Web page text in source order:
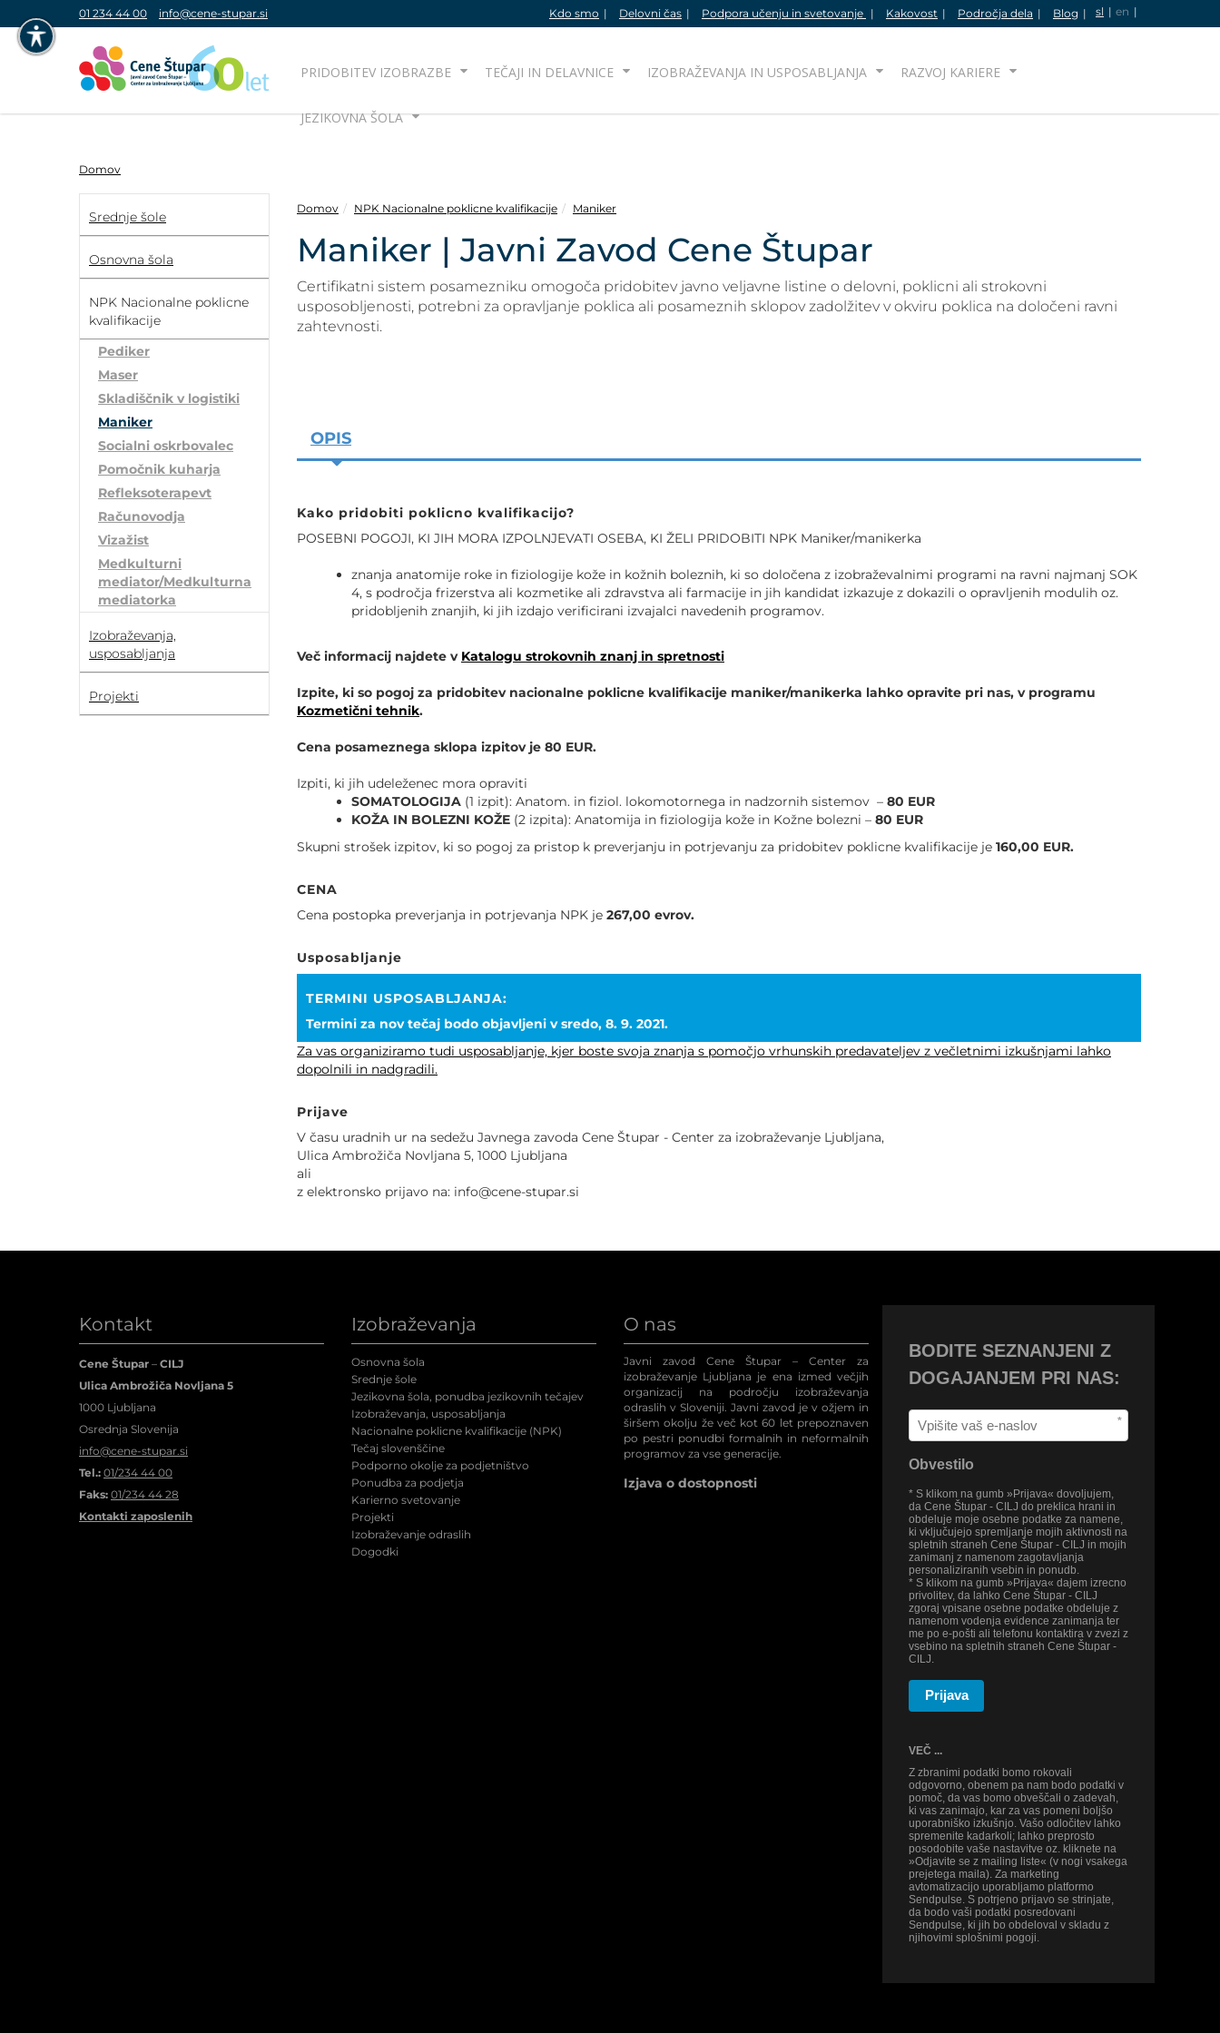
NAVIGACIJA PREKO TIPKOVNICE
POVEČAJ PISAVO
OZNAČI NASLOVE
OZNAČI POVEZAVE
PODČRTAJ POVEZAVE
ZEMLJEVID STRANI
IZJAVA O DOSTOPNOSTI
01 234 44 00 info@cene-stupar.si sl en
Kdo smo Delovni čas Podpora učenju in svetovanje Kakovost Področja dela Blog
PRIDOBITEV IZOBRAZBE TEČAJI IN DELAVNICE IZOBRAŽEVANJA IN USPOSABLJANJA RAZVOJ KARIERE
JEZIKOVNA ŠOLA
Domov
Srednje šole
Osnovna šola
NPK Nacionalne poklicne
kvalifikacije
Pediker
Maser
Skladiščnik v logistiki
Maniker
Socialni oskrbovalec
Pomočnik kuharja
Refleksoterapevt
Računovodja
Vizažist
Medkulturni
mediator/Medkulturna
mediatorka
Izobraževanja,
usposabljanja
Projekti
Domov NPK Nacionalne poklicne kvalifikacije Maniker
Maniker | Javni Zavod Cene Štupar
Certifikatni sistem posamezniku omogoča pridobitev javno veljavne listine o delovni, poklicni ali strokovni
usposobljenosti, potrebni za opravljanje poklica ali posameznih sklopov zadolžitev v okviru poklica na določeni ravni
zahtevnosti.
OPIS
Kako pridobiti poklicno kvalifikacijo?
POSEBNI POGOJI, KI JIH MORA IZPOLNJEVATI OSEBA, KI ŽELI PRIDOBITI NPK Maniker/manikerka
znanja anatomije roke in fiziologije kože in kožnih boleznih, ki so določena z izobraževalnimi programi na ravni najmanj SOK
4, s področja frizerstva ali kozmetike ali zdravstva ali farmacije in jih kandidat izkazuje z dokazili o opravljenih modulih oz.
pridobljenih znanjih, ki jih izdajo verificirani izvajalci navedenih programov.
Več informacij najdete v Katalogu strokovnih znanj in spretnosti
Izpite, ki so pogoj za pridobitev nacionalne poklicne kvalifikacije maniker/manikerka lahko opravite pri nas, v programu
Kozmetični tehnik.
Cena posameznega sklopa izpitov je 80 EUR.
Izpiti, ki jih udeleženec mora opraviti
SOMATOLOGIJA (1 izpit): Anatom. in fiziol. lokomotornega in nadzornih sistemov – 80 EUR
KOŽA IN BOLEZNI KOŽE (2 izpita): Anatomija in fiziologija kože in Kožne bolezni – 80 EUR
Skupni strošek izpitov, ki so pogoj za pristop k preverjanju in potrjevanju za pridobitev poklicne kvalifikacije je 160,00 EUR.
CENA
Cena postopka preverjanja in potrjevanja NPK je 267,00 evrov.
Usposabljanje
TERMINI USPOSABLJANJA:
Termini za nov tečaj bodo objavljeni v sredo, 8. 9. 2021.
Za vas organiziramo tudi usposabljanje, kjer boste svoja znanja s pomočjo vrhunskih predavateljev z večletnimi izkušnjami lahko
dopolnili in nadgradili.
Prijave
V času uradnih ur na sedežu Javnega zavoda Cene Štupar - Center za izobraževanje Ljubljana,
Ulica Ambrožiča Novljana 5, 1000 Ljubljana
ali
z elektronsko prijavo na: info@cene-stupar.si
Kontakt
Cene Štupar – CILJ
Ulica Ambrožiča Novljana 5
1000 Ljubljana
Osrednja Slovenija
info@cene-stupar.si
Tel.: 01/234 44 00
Faks: 01/234 44 28
Kontakti zaposlenih
Izobraževanja
Osnovna šola
Srednje šole
Jezikovna šola, ponudba jezikovnih tečajev
Izobraževanja, usposabljanja
Nacionalne poklicne kvalifikacije (NPK)
Tečaj slovenščine
Podporno okolje za podjetništvo
Ponudba za podjetja
Karierno svetovanje
Projekti
Izobraževanje odraslih
Dogodki
O nas
Javni zavod Cene Štupar – Center za
izobraževanje Ljubljana je ena izmed večjih
organizacij na področju izobraževanja
odraslih v Sloveniji. Javni zavod je v ožjem in
širšem okolju že več kot 60 let prepoznaven
po pestri ponudbi formalnih in neformalnih
programov za vse generacije.
Izjava o dostopnosti
BODITE SEZNANJENI Z
DOGAJANJEM PRI NAS:
*
Obvestilo
* S klikom na gumb »Prijava« dovoljujem,
da Cene Štupar - CILJ do preklica hrani in
obdeluje moje osebne podatke za namene,
ki vključujejo spremljanje mojih aktivnosti na
spletnih straneh Cene Štupar - CILJ in mojih
zanimanj z namenom zagotavljanja
personaliziranih vsebin in ponudb.
* S klikom na gumb »Prijava« dajem izrecno
privolitev, da lahko Cene Štupar - CILJ
zgoraj vpisane osebne podatke obdeluje z
namenom vodenja evidence zanimanja ter
me po e-pošti ali telefonu kontaktira v zvezi z
vsebino na spletnih straneh Cene Štupar -
CILJ.
Prijava
VEČ ...
Z zbranimi podatki bomo rokovali
odgovorno, obenem pa nam bodo podatki v
pomoč, da vas bomo obveščali o zadevah,
ki vas zanimajo, kar za vas pomeni boljšo
uporabniško izkušnjo. Vašo odločitev lahko
spremenite kadarkoli; lahko preprosto
posodobite vaše nastavitve oz. kliknete na
»Odjavite se z mailing liste« (v nogi vsakega
prejetega maila). Za marketing
avtomatizacijo uporabljamo platformo
Sendpulse. S potrjeno prijavo se strinjate,
da bodo vaši podatki posredovani
Sendpulse, ki jih bo obdeloval v skladu z
njihovimi splošnimi pogoji.